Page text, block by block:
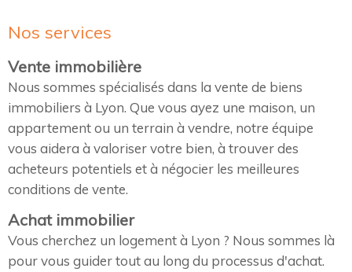
Nos services
Vente immobilière
Nous sommes spécialisés dans la vente de biens
immobiliers à Lyon. Que vous ayez une maison, un
appartement ou un terrain à vendre, notre équipe
vous aidera à valoriser votre bien, à trouver des
acheteurs potentiels et à négocier les meilleures
conditions de vente.
Achat immobilier
Vous cherchez un logement à Lyon ? Nous sommes là
pour vous guider tout au long du processus d'achat.